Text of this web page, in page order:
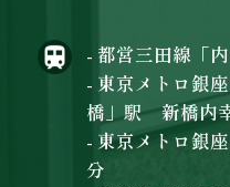
- 都営三田線「
- 東京メトロ銀
橋」駅 新橋内
- 東京メトロ銀
分